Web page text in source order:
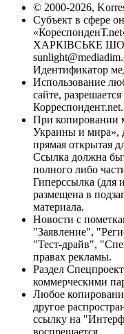
© 2000-2026,
Субъект в сфере
ХАРКІВСЬКЕ
Идентификатор
Использование
сайте,
Корреспондент.net.
При копировании
Украины и мира»,
прямая открытая
Ссылка должна
полного либо
Гиперссылка (для
размещена в
материала.
Новости с
"Заявление",
"Тест-драйв",
правах рекламы.
Раздел
коммерческими
Любое
другое
ссылку на
воспрещается.